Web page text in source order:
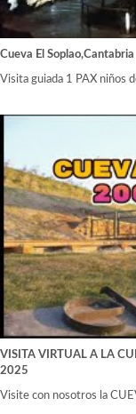
Cueva El Soplao,Cantabria
Visita guiada 1 PAX niños
VISITA VIRTUAL A LA
2025
Visite con nosotros la